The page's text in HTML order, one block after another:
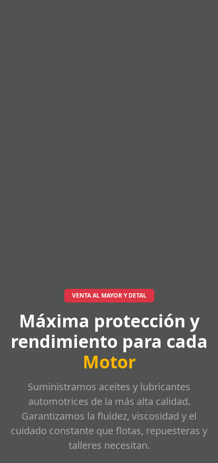
VENTA AL MAYOR Y DETAL
Máxima protección y
rendimiento para cada
Motor
Suministramos aceites y lubricantes
automotrices de la más alta calidad.
Garantizamos la fluidez, viscosidad y el
cuidado constante que flotas, repuesteras y
talleres necesitan.